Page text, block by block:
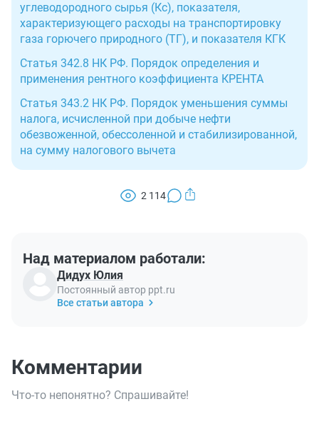
углеводородного сырья (Кс), показателя,
характеризующего расходы на транспортировку
газа горючего природного (ТГ), и показателя КГК
Статья 342.8 НК РФ. Порядок определения и
применения рентного коэффициента КРЕНТА
Статья 343.2 НК РФ. Порядок уменьшения суммы
налога, исчисленной при добыче нефти
обезвоженной, обессоленной и стабилизированной,
на сумму налогового вычета
2 114
Над материалом работали:
Дидух Юлия
Постоянный автор ppt.ru
Все статьи автора
Комментарии
Что-то непонятно? Спрашивайте!